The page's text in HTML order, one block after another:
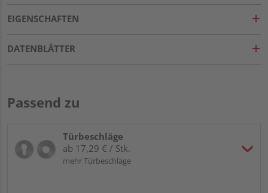
EIGENSCHAFTEN
DATENBLÄTTER
Passend zu
Türbeschläge
ab 17,29 € / Stk.
mehr Türbeschläge